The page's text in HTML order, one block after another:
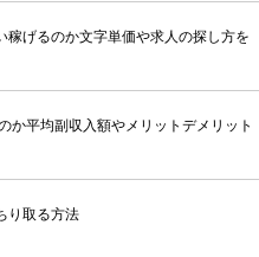
稼げるのか文字単価や求人の探し方を
か平均副収入額やメリットデメリット
り取る方法